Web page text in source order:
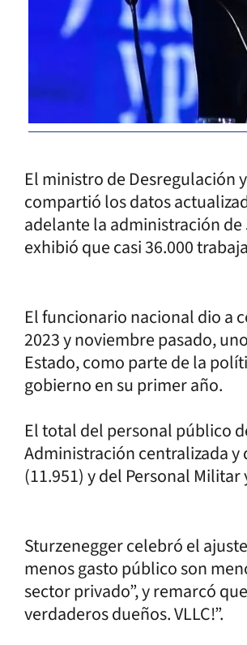
El ministro de Desregulación
compartió los datos
adelante la administración
exhibió que casi 36.000
El funcionario nacional dio a
2023 y noviembre pasado,
Estado, como parte de la
gobierno en su primer año.
El total del personal público
Administración centralizada y
(11.951) y del Personal
Sturzenegger celebró el
menos gasto público son
sector privado”, y remarcó
verdaderos dueños. VLLC!”.